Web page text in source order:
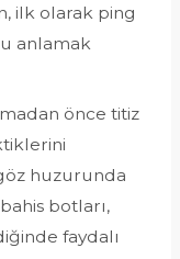
ilk olarak ping
anlamak
önce titiz
huzurunda
botları,
faydalı